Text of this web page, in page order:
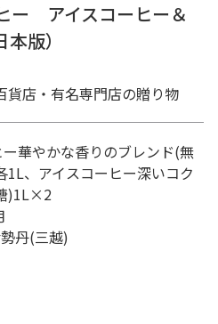
ー アイスコーヒー＆
版）
店・有名専門店の贈り物
華やかな香りのブレンド(無
、アイスコーヒー深いコク
)1L×2
丹(三越)